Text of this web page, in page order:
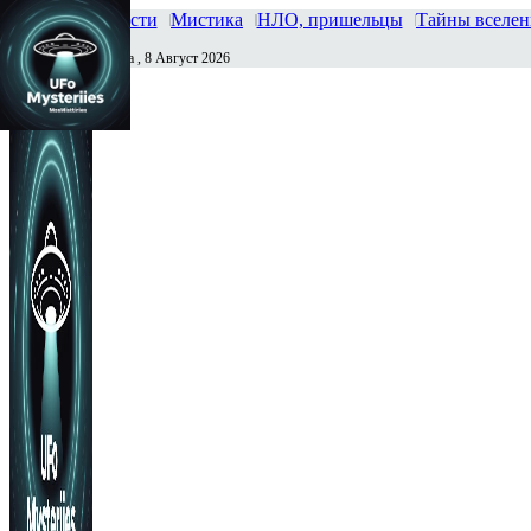
Главная Новости Мистика НЛО, пришельцы Тайны
Сегодня Суббота , 8 Август 2026